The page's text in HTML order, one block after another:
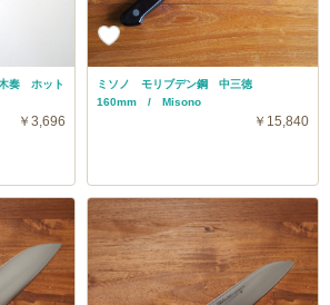
木奏 ホット
￥3,696
ミソノ モリブデン鋼 中三徳
160mm / Misono
￥15,840